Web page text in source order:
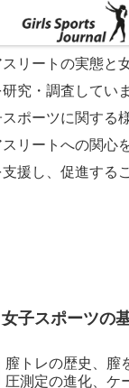
ナル Girls
リートの実態と
究・調査していま
ポーツに関する
リートへの関心
援し、促進する
女子スポーツの
膣トレの歴史、膣
圧測定の進化、ケ